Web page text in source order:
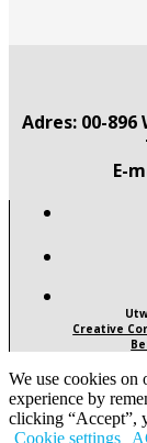
Adres: 00-
E-
Creative
We use cookies on
experience by
clicking “Accept”,
Cookie settings